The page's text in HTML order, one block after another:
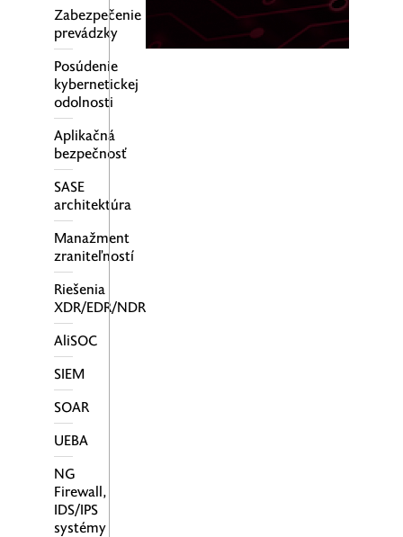
Zabezpečenie
prevádzky
Posúdenie
kybernetickej
odolnosti
Aplikačná
bezpečnosť
SASE
architektúra
Manažment
zraniteľností
Riešenia
XDR/EDR/NDR
AliSOC
SIEM
SOAR
UEBA
NG
Firewall,
IDS/IPS
systémy